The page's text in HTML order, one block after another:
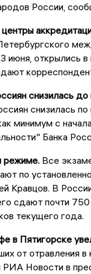
России,
июня, открылись в
снизилась
снизилась
минимум с
Банка
режиме.Все
по
Кравцов. В
сдают почти 750
текущего года.
в Пятигорске
от отравления
РИА Новости в